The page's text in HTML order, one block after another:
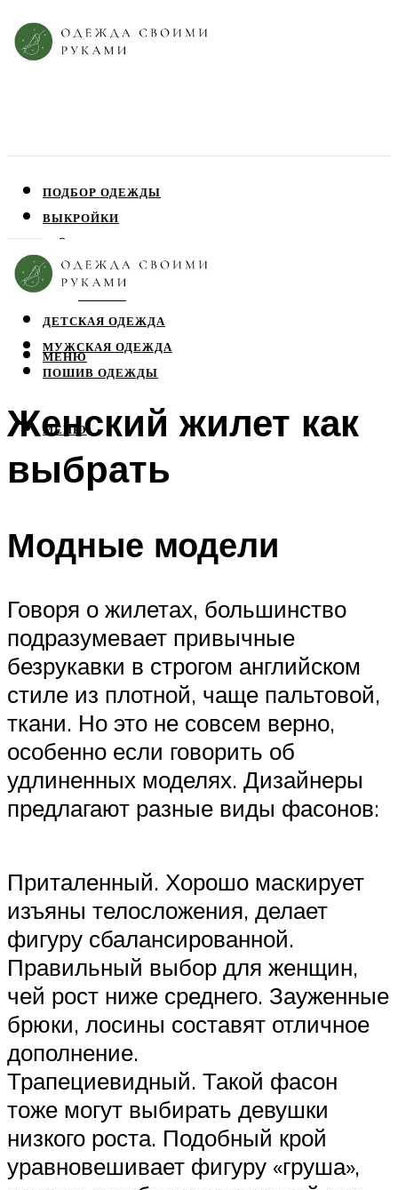
ПОДБОР ОДЕЖДЫ
ВЫКРОЙКИ
ЮБКИ
ДЕТСКАЯ ОДЕЖДА
МУЖСКАЯ ОДЕЖДА
ПОШИВ ОДЕЖДЫ
МЕНЮ
МЕНЮ
Женский жилет как
выбрать
Модные модели
Говоря о жилетах, большинство
подразумевает привычные
безрукавки в строгом английском
стиле из плотной, чаще пальтовой,
ткани. Но это не совсем верно,
особенно если говорить об
удлиненных моделях. Дизайнеры
предлагают разные виды фасонов:
Приталенный. Хорошо маскирует
изъяны телосложения, делает
фигуру сбалансированной.
Правильный выбор для женщин,
чей рост ниже среднего. Зауженные
брюки, лосины составят отличное
дополнение.
Трапециевидный. Такой фасон
тоже могут выбирать девушки
низкого роста. Подобный крой
уравновешивает фигуру «груша»,